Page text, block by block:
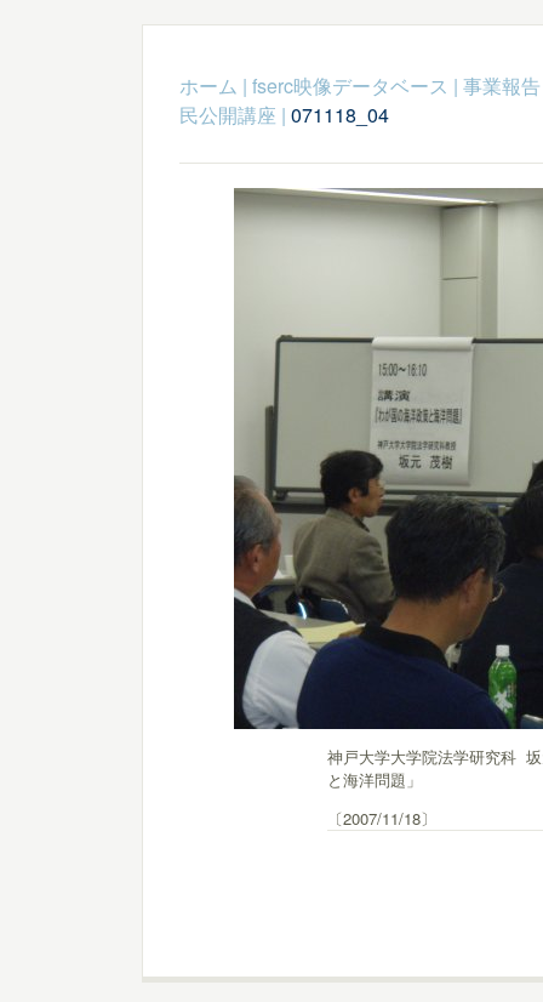
ホーム | fserc映像データベース | 事業報告
民公開講座 | 071118_04
神戸大学大学院法学研究科
と海洋問題」
〔2007/11/18〕